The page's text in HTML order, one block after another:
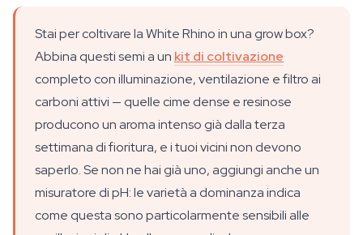
Stai per coltivare la White Rhino in una grow box?
Abbina questi semi a un kit di coltivazione
completo con illuminazione, ventilazione e filtro ai
carboni attivi — quelle cime dense e resinose
producono un aroma intenso già dalla terza
settimana di fioritura, e i tuoi vicini non devono
saperlo. Se non ne hai già uno, aggiungi anche un
misuratore di pH: le varietà a dominanza indica
come questa sono particolarmente sensibili alle